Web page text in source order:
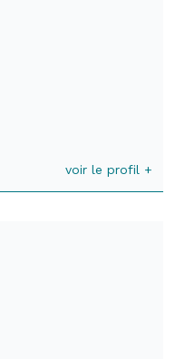
voir le profil +